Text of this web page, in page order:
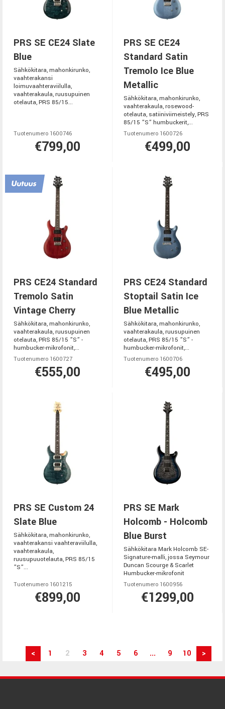
PRS SE CE24 Slate
Blue
Sähkökitara, mahonkirunko,
vaahterakansi
loimuvaahteraviilulla,
vaahterakaula, ruusupuinen
otelauta, PRS 85/15...
Tuotenumero 1600746
€799,00
PRS SE CE24
Standard Satin
Tremolo Ice Blue
Metallic
Sähkökitara, mahonkirunko,
vaahterakaula, rosewood-
otelauta, satiiniviimeistely, PRS
85/15 ”S” humbuckerit,...
Tuotenumero 1600726
€499,00
PRS CE24 Standard
Tremolo Satin
Vintage Cherry
Sähkökitara, mahonkirunko,
vaahterakaula, ruusupuinen
otelauta, PRS 85/15 ”S” -
humbucker-mikrofonit,...
Tuotenumero 1600727
€555,00
PRS CE24 Standard
Stoptail Satin Ice
Blue Metallic
Sähkökitara, mahonkirunko,
vaahterakaula, ruusupuinen
otelauta, PRS 85/15 ”S” -
humbucker-mikrofonit,...
Tuotenumero 1600706
€495,00
PRS SE Custom 24
Slate Blue
Sähkökitara, mahonkirunko,
vaahterakansi vaahteraviilulla,
vaahterakaula,
ruusupuuotelauta, PRS 85/15
”S”...
Tuotenumero 1601215
€899,00
PRS SE Mark
Holcomb - Holcomb
Blue Burst
Sähkökitara Mark Holcomb SE-
Signature-malli, jossa Seymour
Duncan Scourge & Scarlet
Humbucker-mikrofonit
Tuotenumero 1600956
€1299,00
< 1 2 3 4 5 6 ... 9 10 >